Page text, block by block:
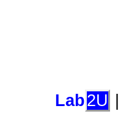
Lab2U